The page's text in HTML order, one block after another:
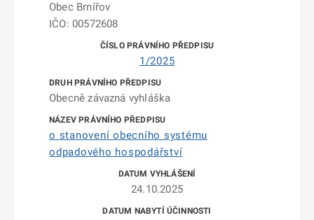
Obec Brnířov
IČO: 00572608
1/2025
Obecně závazná vyhláška
o stanovení obecního systému
odpadového hospodářství
24.10.2025